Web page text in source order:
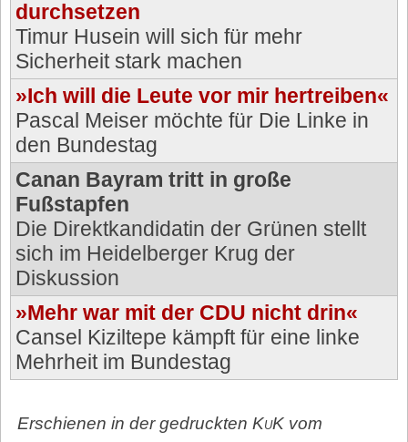
durchsetzen
Timur Husein will sich für mehr
Sicherheit stark machen
»Ich will die Leute vor mir hertreiben«
Pascal Meiser möchte für Die Linke in
den Bundestag
Canan Bayram tritt in große
Fußstapfen
Die Direktkandidatin der Grünen stellt
sich im Heidelberger Krug der
Diskussion
»Mehr war mit der CDU nicht drin«
Cansel Kiziltepe kämpft für eine linke
Mehrheit im Bundestag
Erschienen in der gedruckten KuKvom